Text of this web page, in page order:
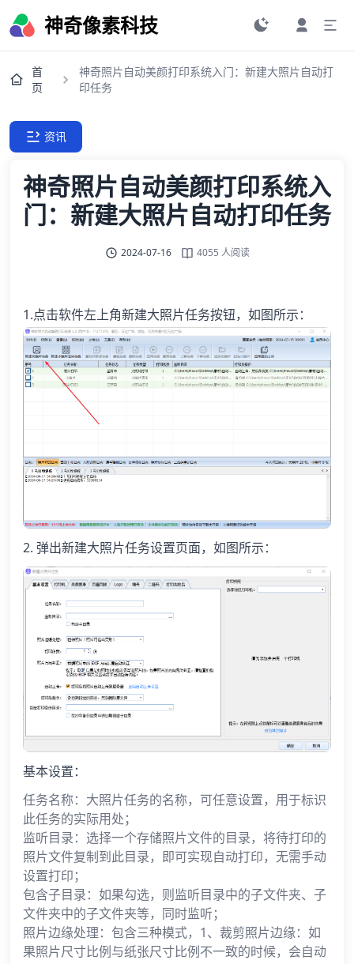
神奇像素科技
首
页
神奇照片自动美颜打印系统入门：新建大照片自动打
印任务
资讯
神奇照片自动美颜打印系统入
门：新建大照片自动打印任务
2024-07-16 4055 人阅读
1.点击软件左上角新建大照片任务按钮，如图所示：
2. 弹出新建大照片任务设置页面，如图所示：
基本设置：
任务名称：大照片任务的名称，可任意设置，用于标识
此任务的实际用处；
监听目录：选择一个存储照片文件的目录，将待打印的
照片文件复制到此目录，即可实现自动打印，无需手动
设置打印；
包含子目录：如果勾选，则监听目录中的子文件夹、子
文件夹中的子文件夹等，同时监听；
照片边缘处理：包含三种模式，1、裁剪照片边缘：如
果照片尺寸比例与纸张尺寸比例不一致的时候，会自动